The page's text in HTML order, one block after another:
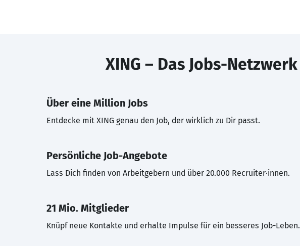
XING – Das Jobs-Netzwerk
Über eine Million Jobs
Entdecke mit XING genau den Job, der wirklich zu Dir passt.
Persönliche Job-Angebote
Lass Dich finden von Arbeitgebern und über 20.000 Recruiter·innen.
21 Mio. Mitglieder
Knüpf neue Kontakte und erhalte Impulse für ein besseres Job-Leben.